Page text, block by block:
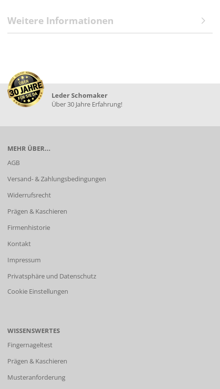
Weitere Informationen
Leder Schomaker
Über 30 Jahre Erfahrung!
MEHR ÜBER...
AGB
Versand- & Zahlungsbedingungen
Widerrufsrecht
Prägen & Kaschieren
Firmenhistorie
Kontakt
Impressum
Privatsphäre und Datenschutz
Cookie Einstellungen
WISSENSWERTES
Fingernageltest
Prägen & Kaschieren
Musteranforderung